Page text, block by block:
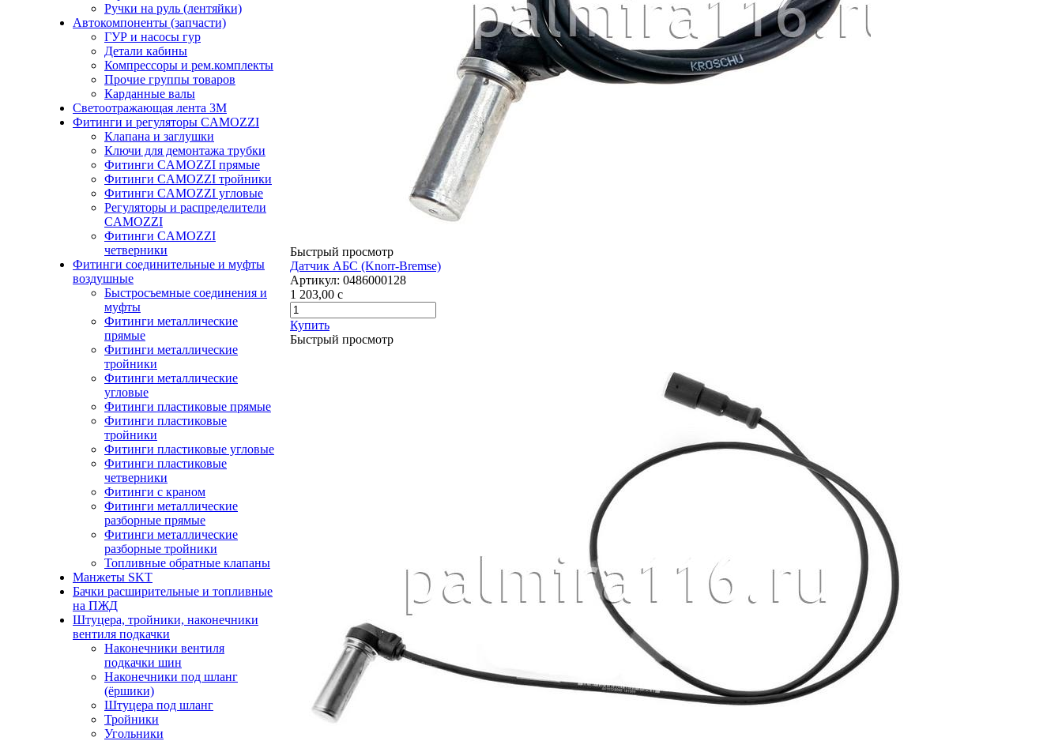
Ручки на руль (лентяйки)
Автокомпоненты (запчасти)
ГУР и насосы гур
Детали кабины
Компрессоры и рем.комплекты
Прочие группы товаров
Карданные валы
Светоотражающая лента 3М
Фитинги и регуляторы CAMOZZI
Клапана и заглушки
Ключи для демонтажа трубки
Фитинги CAMOZZI прямые
Фитинги CAMOZZI тройники
Фитинги CAMOZZI угловые
Регуляторы и распределители
CAMOZZI
Фитинги CAMOZZI
четверники
Фитинги соединительные и муфты
воздушные
Быстросъемные соединения и
муфты
Фитинги металлические
прямые
Фитинги металлические
тройники
Фитинги металлические
угловые
Фитинги пластиковые прямые
Фитинги пластиковые
тройники
Фитинги пластиковые угловые
Фитинги пластиковые
четверники
Фитинги с краном
Фитинги металлические
разборные прямые
Фитинги металлические
разборные тройники
Топливные обратные клапаны
Манжеты SKT
Бачки расширительные и топливные
на ПЖД
Штуцера, тройники, наконечники
вентиля подкачки
Наконечники вентиля
подкачки шин
Наконечники под шланг
(ёршики)
Штуцера под шланг
Тройники
Угольники
Быстрый просмотр
Датчик АБС (Knorr-Bremse)
Артикул: 0486000128
1 203,00 c
Купить
Быстрый просмотр